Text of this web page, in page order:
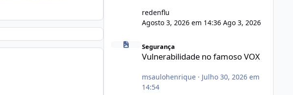
redenflu
Agosto 3, 2026 em 14:36 Ago 3, 2026
Vulnerabilidade no famoso VOX
Segurança
Vulnerabilidade no famoso VOX
msaulohenrique· Julho 30, 2026 em
14:54